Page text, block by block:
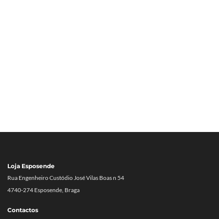
Loja Esposende
Rua Engenheiro Custódio José Vilas Boas n 54
4740-274 Esposende, Braga
Contactos